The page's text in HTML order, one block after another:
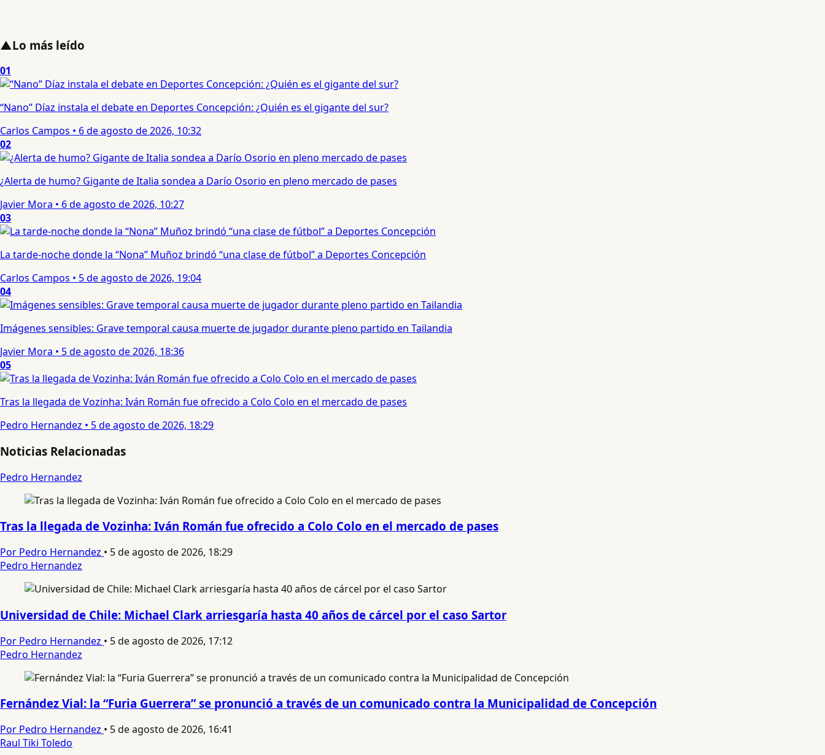
▲Lo más leído
01
“Nano” Díaz instala el debate en Deportes Concepción: ¿Quién es el gigante del sur?
Carlos Campos • 6 de agosto de 2026, 10:32
02
¿Alerta de humo? Gigante de Italia sondea a Darío Osorio en pleno mercado de pases
Javier Mora • 6 de agosto de 2026, 10:27
03
La tarde-noche donde la “Nona” Muñoz brindó “una clase de fútbol” a Deportes Concepción
Carlos Campos • 5 de agosto de 2026, 19:04
04
Imágenes sensibles: Grave temporal causa muerte de jugador durante pleno partido en Tailandia
Javier Mora • 5 de agosto de 2026, 18:36
05
Tras la llegada de Vozinha: Iván Román fue ofrecido a Colo Colo en el mercado de pases
Pedro Hernandez • 5 de agosto de 2026, 18:29
Noticias Relacionadas
Pedro Hernandez
Tras la llegada de Vozinha: Iván Román fue ofrecido a Colo Colo en el mercado de pases
Por Pedro Hernandez • 5 de agosto de 2026, 18:29
Pedro Hernandez
Universidad de Chile: Michael Clark arriesgaría hasta 40 años de cárcel por el caso Sartor
Por Pedro Hernandez • 5 de agosto de 2026, 17:12
Pedro Hernandez
Fernández Vial: la “Furia Guerrera” se pronunció a través de un comunicado contra la Municipalidad de Concepción
Por Pedro Hernandez • 5 de agosto de 2026, 16:41
Raul Tiki Toledo